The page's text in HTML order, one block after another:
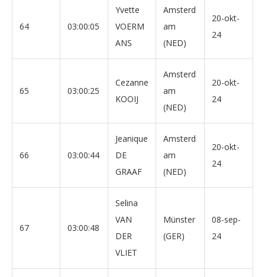
64 03:00:05
Yvette
VOERM
ANS
Amsterd
am
(NED)
20-okt-
24
65 03:00:25
Cezanne
KOOIJ
Amsterd
am
(NED)
20-okt-
24
66 03:00:44
Jeanique
DE
GRAAF
Amsterd
am
(NED)
20-okt-
24
67 03:00:48
Selina
VAN
DER
VLIET
Münster
(GER)
08-sep-
24